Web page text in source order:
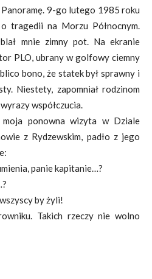
9-go lutego 1985 roku
tragedii na Morzu Północnym.
mnie zimny pot. Na ekranie
PLO, ubrany w golfowy ciemny
bono, że statek był sprawny i
Niestety, zapomniał rodzinom
współczucia.
moja ponowna wizyta w Dziale
z Rydzewskim, padło z jego
panie kapitanie…?
by żyli!
Takich rzeczy nie wolno